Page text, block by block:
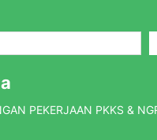
PEKERJAAN PKKS &